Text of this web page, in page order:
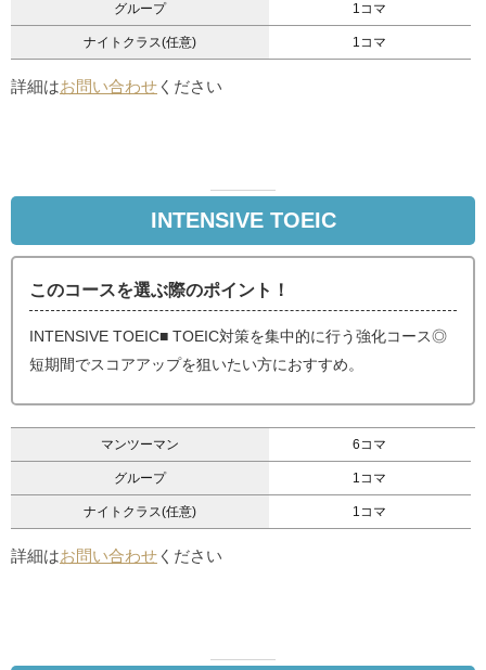
グループ 1コマ
ナイトクラス(任意) 1コマ
詳細はお問い合わせ ください
INTENSIVE TOEIC
このコースを選ぶ際のポイント！
INTENSIVE TOEIC■ TOEIC対策を集中的に行う強化コース◎
短期間でスコアアップを狙いたい方におすすめ。
マンツーマン 6コマ
グループ 1コマ
ナイトクラス(任意) 1コマ
詳細はお問い合わせ ください